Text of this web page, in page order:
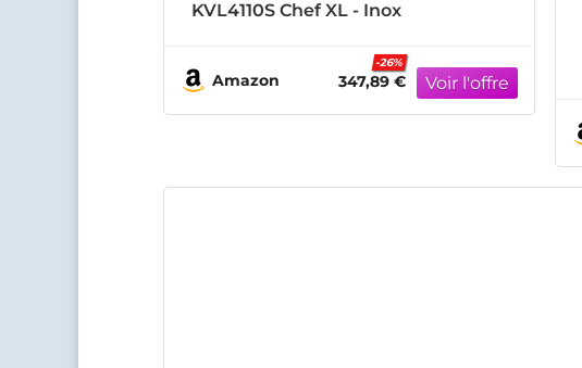
KVL4110S Chef XL - Inox
Amazon 347,89 €
-26%